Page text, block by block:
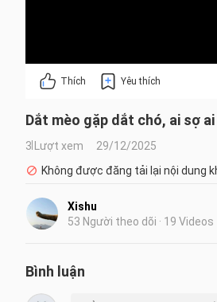
Thích Yêu thích
Dắt mèo gặp dắt chó, ai sợ
3 Lượt xem
29/12/2025
Không được đăng tải lại nội dung
Xishu
53 Người theo dõi · 19 Videos
Bình luận